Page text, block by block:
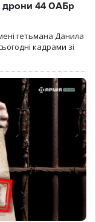
дрони 44 ОАБр
гетьмана Данила
кадрами зі